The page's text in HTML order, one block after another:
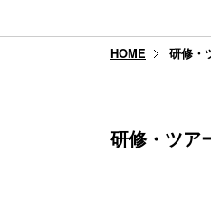
HOME 研修・
研修・ツア